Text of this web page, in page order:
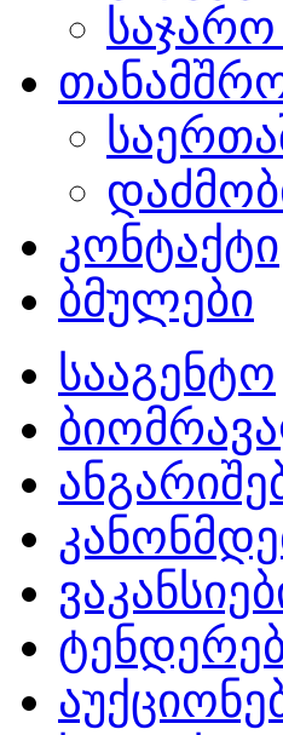
კონტაქტი
ბმულები
სააგენტო